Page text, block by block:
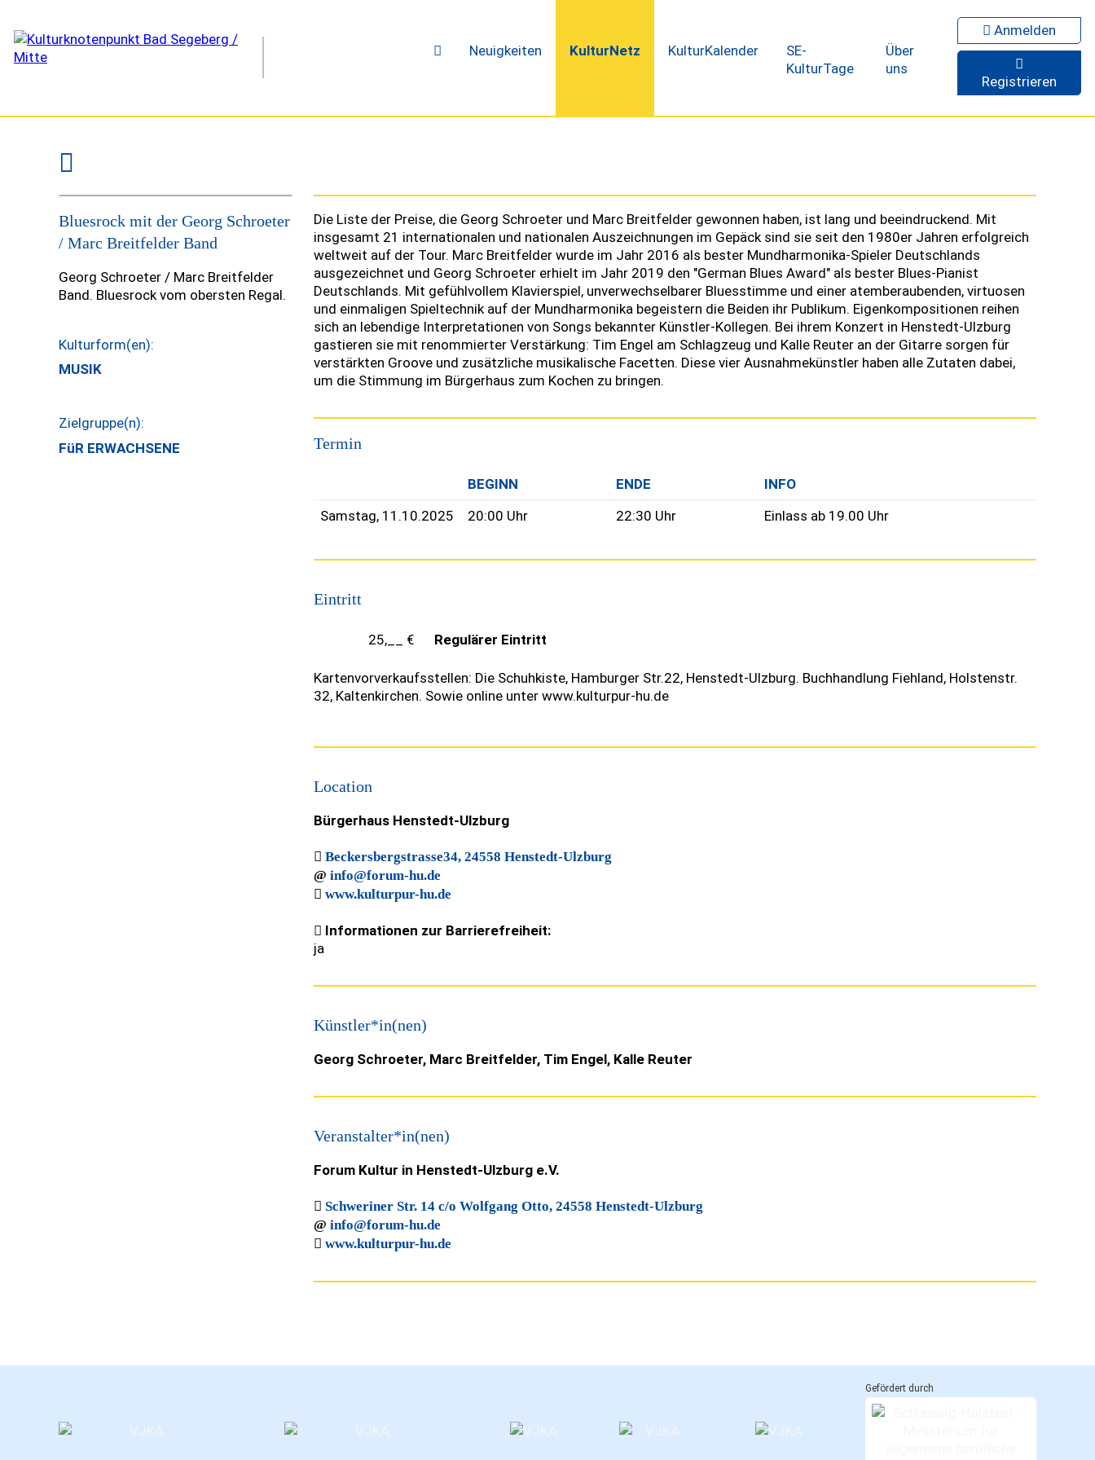
Neuigkeiten KulturNetz KulturKalender
SE-
KulturTage
Über
uns
Anmelden
Registrieren
Schroeter/Breitfelder Band live
© Georg Schroeter
Bluesrock mit der Georg Schroeter
/ Marc Breitfelder Band
Georg Schroeter / Marc Breitfelder
Band. Bluesrock vom obersten Regal.
Kulturform(en):
MUSIK
Zielgruppe(n):
FüR ERWACHSENE
Die Liste der Preise, die Georg Schroeter und Marc Breitfelder gewonnen haben, ist lang und beeindruckend. Mit
insgesamt 21 internationalen und nationalen Auszeichnungen im Gepäck sind sie seit den 1980er Jahren erfolgreich
weltweit auf der Tour. Marc Breitfelder wurde im Jahr 2016 als bester Mundharmonika-Spieler Deutschlands
ausgezeichnet und Georg Schroeter erhielt im Jahr 2019 den "German Blues Award" als bester Blues-Pianist
Deutschlands. Mit gefühlvollem Klavierspiel, unverwechselbarer Bluesstimme und einer atemberaubenden, virtuosen
und einmaligen Spieltechnik auf der Mundharmonika begeistern die Beiden ihr Publikum. Eigenkompositionen reihen
sich an lebendige Interpretationen von Songs bekannter Künstler-Kollegen. Bei ihrem Konzert in Henstedt-Ulzburg
gastieren sie mit renommierter Verstärkung: Tim Engel am Schlagzeug und Kalle Reuter an der Gitarre sorgen für
verstärkten Groove und zusätzliche musikalische Facetten. Diese vier Ausnahmekünstler haben alle Zutaten dabei,
um die Stimmung im Bürgerhaus zum Kochen zu bringen.
Termin
BEGINN ENDE
INFO
Samstag, 11.10.2025
20:00 Uhr 22:30 Uhr Einlass ab 19.00 Uhr
Eintritt
25,__ € Regulärer Eintritt
Kartenvorverkaufsstellen: Die Schuhkiste, Hamburger Str.22, Henstedt-Ulzburg. Buchhandlung Fiehland, Holstenstr.
32, Kaltenkirchen. Sowie online unter www.kulturpur-hu.de
Location
Bürgerhaus Henstedt-Ulzburg
Beckersbergstrasse34, 24558 Henstedt-Ulzburg
info@forum-hu.de
www.kulturpur-hu.de
Informationen zur Barrierefreiheit:
ja
Künstler*in(nen)
Georg Schroeter, Marc Breitfelder, Tim Engel, Kalle Reuter
Veranstalter*in(nen)
Forum Kultur in Henstedt-Ulzburg e.V.
Schweriner Str. 14 c/o Wolfgang Otto, 24558 Henstedt-Ulzburg
info@forum-hu.de
www.kulturpur-hu.de
Gefördert durch